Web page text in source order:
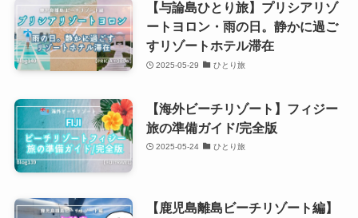
【与論島ひとり旅】プリシアリゾ
ートヨロン・雨の日。静かに過ご
すリゾートホテル滞在
2025-05-29 ひとり旅
【海外ビーチリゾート】フィジー
旅の準備ガイド/完全版
2025-05-24 ひとり旅
【鹿児島離島ビーチリゾート編】